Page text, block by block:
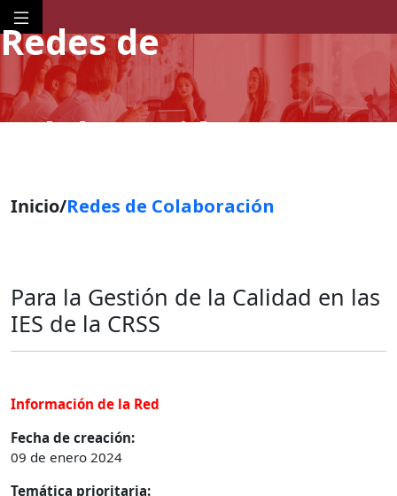
Redes de
Colaboración
Inicio/Redes de Colaboración
Para la Gestión de la Calidad en las
IES de la CRSS
Información de la Red
Fecha de creación:
09 de enero 2024
Temática prioritaria: